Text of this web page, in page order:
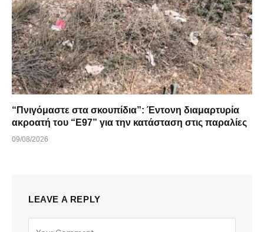
“Πνιγόμαστε στα σκουπίδια”: Έντονη διαμαρτυρία
ακροατή του “Ε97” για την κατάσταση στις παραλίες
09/08/2026
LEAVE A REPLY